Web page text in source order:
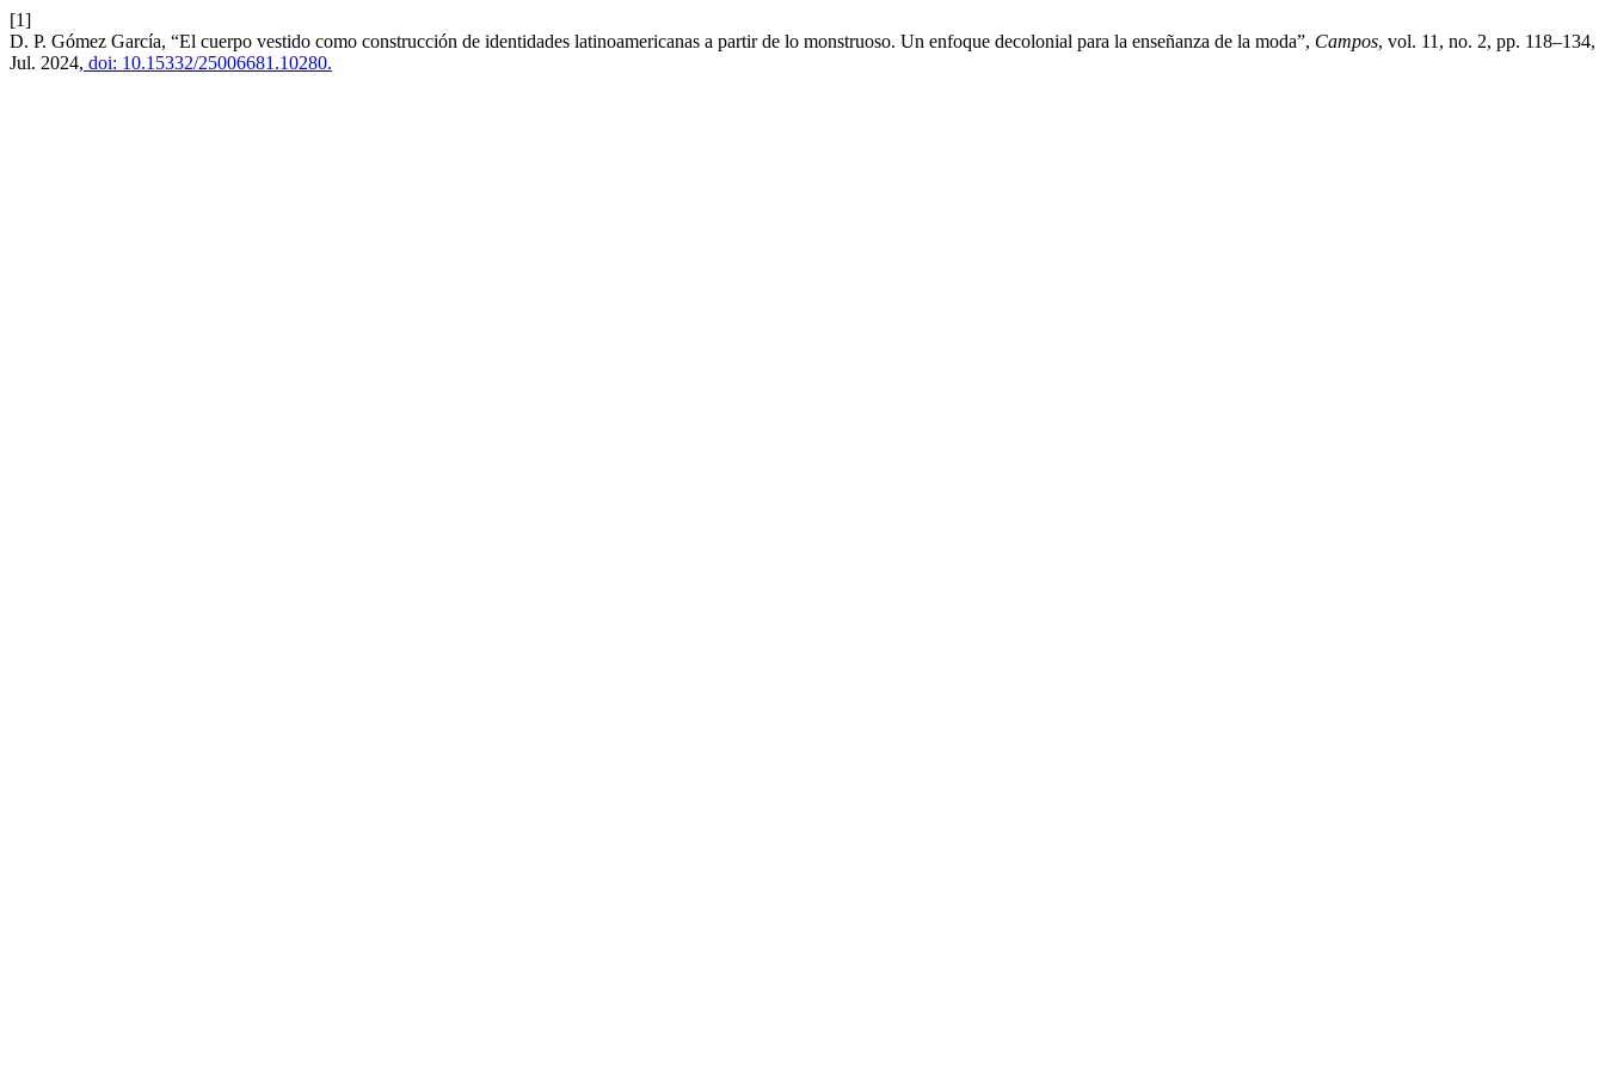
[1]
D. P. Gómez García, “El cuerpo vestido como construcción de identidades latinoamericanas a partir de lo monstruoso. Un enfoque decolonial para la enseñanza de la moda”, Campos, vol. 11, no. 2, pp. 118–134,
Jul. 2024, doi: 10.15332/25006681.10280.